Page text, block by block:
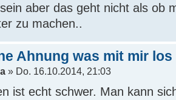
aber das geht nicht als ob
zu machen..
Ahnung was mit mir
» Do. 16.10.2014, 21:03
ist echt schwer. Man kann